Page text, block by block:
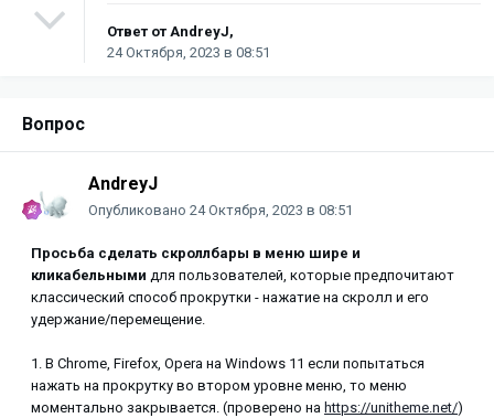
Ответ от AndreyJ,
24 Октября, 2023 в 08:51
Вопрос
AndreyJ
Опубликовано 24 Октября, 2023 в 08:51
Просьба сделать скроллбары в меню шире и
кликабельными для пользователей, которые предпочитают
классический способ прокрутки - нажатие на скролл и его
удержание/перемещение.
1. В Chrome, Firefox, Opera на Windows 11 если попытаться
нажать на прокрутку во втором уровне меню, то меню
моментально закрывается. (проверено на https://unitheme.net/)